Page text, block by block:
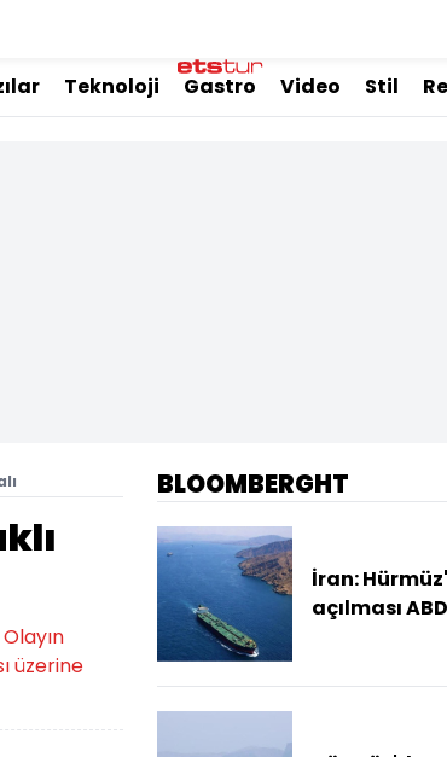
Teknoloji Gastro Video Stil
üzerine
BLOOMBERGHT
İran:
açılması